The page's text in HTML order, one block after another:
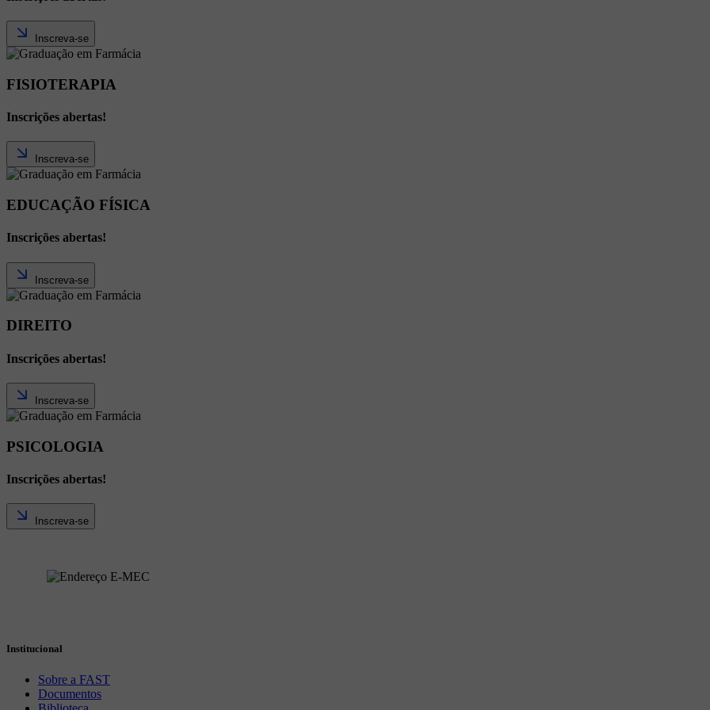
Inscreva-se
FISIOTERAPIA
Inscrições abertas!
Inscreva-se
EDUCAÇÃO FÍSICA
Inscrições abertas!
Inscreva-se
DIREITO
Inscrições abertas!
Inscreva-se
PSICOLOGIA
Inscrições abertas!
Inscreva-se
Institucional
Sobre a FAST
Documentos